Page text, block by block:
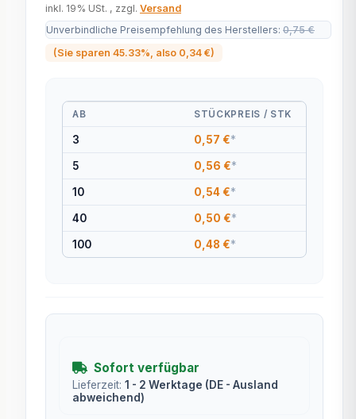
inkl. 19% USt. , zzgl. Versand
Unverbindliche Preisempfehlung des Herstellers: 0,75 €
(Sie sparen 45.33% , also 0,34 €)
AB STÜCKPREIS / STK
3 0,57 €*
5 0,56 €*
10 0,54 €*
40 0,50 €*
100 0,48 €*
Sofort verfügbar
Lieferzeit: 1 - 2 Werktage (DE - Ausland
abweichend)